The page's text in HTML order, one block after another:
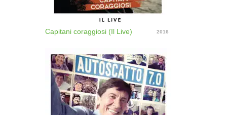
Capitani coraggiosi (Il Live) 2016